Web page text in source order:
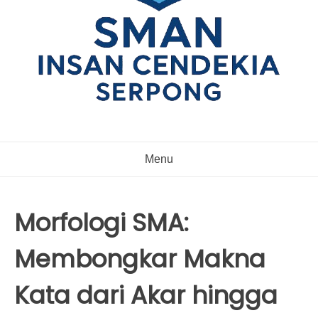
Menu
Morfologi SMA:
Membongkar Makna
Kata dari Akar hingga